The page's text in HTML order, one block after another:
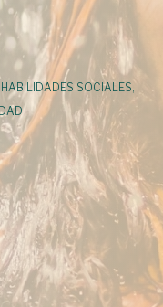
HABILIDADES SOCIALES